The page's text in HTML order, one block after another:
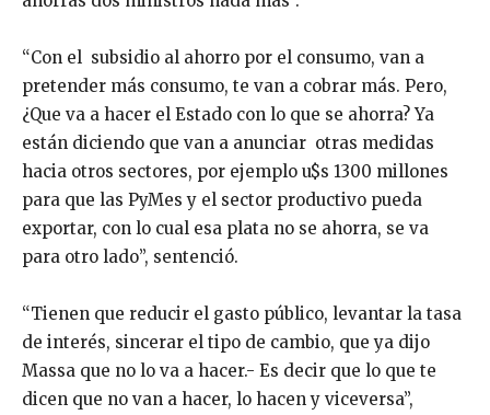
“Con el subsidio al ahorro por el consumo, van a
pretender más consumo, te van a cobrar más. Pero,
¿Que va a hacer el Estado con lo que se ahorra? Ya
están diciendo que van a anunciar otras medidas
hacia otros sectores, por ejemplo u$s 1300 millones
para que las PyMes y el sector productivo pueda
exportar, con lo cual esa plata no se ahorra, se va
para otro lado”, sentenció.
“Tienen que reducir el gasto público, levantar la tasa
de interés, sincerar el tipo de cambio, que ya dijo
Massa que no lo va a hacer.- Es decir que lo que te
dicen que no van a hacer, lo hacen y viceversa”,